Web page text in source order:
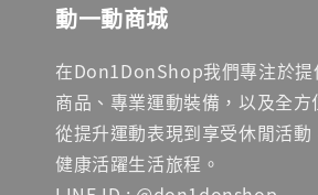
動一動商城
在Don1DonShop我們專注於提
商品、專業運動裝備，以及全方
從提升運動表現到享受休閒活
健康活躍生活旅程。